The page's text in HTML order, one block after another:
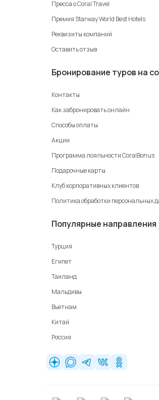
Пресса о Coral Travel
Премия Starway World Best Hotels
Реквизиты компаний
Оставить отзыв
Бронирование туров на
Контакты
Как забронировать онлайн
Способы оплаты
Акции
Программа лояльности CoralBonus
Подарочные карты
Клуб корпоративных клиентов
Политика обработки персональных
Популярные направления
Турция
Египет
Таиланд
Мальдивы
Вьетнам
Китай
Россия